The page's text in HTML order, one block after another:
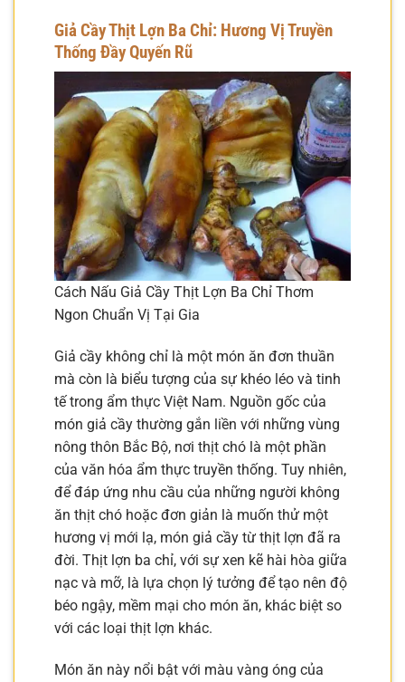
Giả Cầy Thịt Lợn Ba Chỉ: Hương Vị Truyền
Thống Đầy Quyến Rũ
Cách Nấu Giả Cầy Thịt Lợn Ba Chỉ Thơm
Ngon Chuẩn Vị Tại Gia
Giả cầy không chỉ là một món ăn đơn thuần
mà còn là biểu tượng của sự khéo léo và tinh
tế trong ẩm thực Việt Nam. Nguồn gốc của
món giả cầy thường gắn liền với những vùng
nông thôn Bắc Bộ, nơi thịt chó là một phần
của văn hóa ẩm thực truyền thống. Tuy nhiên,
để đáp ứng nhu cầu của những người không
ăn thịt chó hoặc đơn giản là muốn thử một
hương vị mới lạ, món giả cầy từ thịt lợn đã ra
đời. Thịt lợn ba chỉ, với sự xen kẽ hài hòa giữa
nạc và mỡ, là lựa chọn lý tưởng để tạo nên độ
béo ngậy, mềm mại cho món ăn, khác biệt so
với các loại thịt lợn khác.
Món ăn này nổi bật với màu vàng óng của